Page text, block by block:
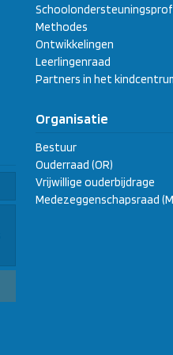
Methodes
Ontwikkelingen
Leerlingenraad
Partners in het
Organisatie
Bestuur
Ouderraad (OR)
Vrijwillige ouderbijdrage
Medezeggenschapsraad